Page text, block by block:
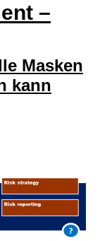
–
Masken
kann